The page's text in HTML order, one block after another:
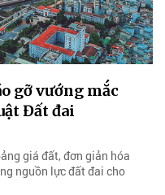
gỡ vướng mắc
Đất đai
giá đất, đơn giản hóa
nguồn lực đất đai cho